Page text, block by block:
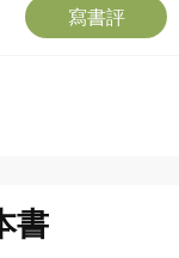
」，即便縮短了工
家公司諮詢經驗的
寫書評
書